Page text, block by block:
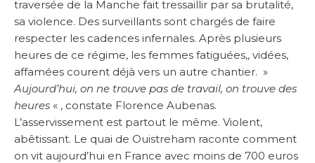
traversée de la Manche fait tressaillir par sa brutalité,
sa violence. Des surveillants sont chargés de faire
respecter les cadences infernales. Après plusieurs
heures de ce régime, les femmes fatiguées,, vidées,
affamées courent déjà vers un autre chantier. »
Aujourd’hui, on ne trouve pas de travail, on trouve des
heures « , constate Florence Aubenas.
L’asservissement est partout le même. Violent,
abêtissant. Le quai de Ouistreham raconte comment
on vit aujourd’hui en France avec moins de 700 euros